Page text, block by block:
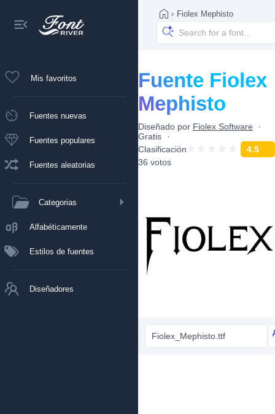
Mis favoritos
Fuentes nuevas
Fuentes populares
Fuentes aleatorias
Categorias
Alfabéticamente
Estilos de fuentes
Diseñadores
› Fiolex Mephisto
Fuente Fiolex
Mephisto
Diseñado por Fiolex Software
Gratis
Clasificación
4.5
36 votos
Fiolex_Mephisto.ttf